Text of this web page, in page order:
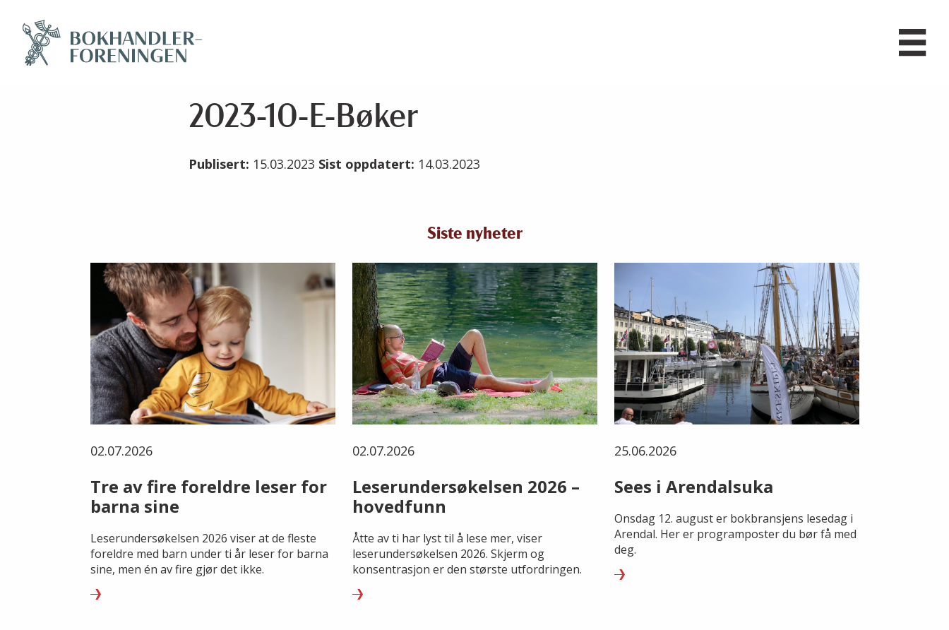
2023-10-E-Bøker
Publisert: 15.03.2023 Sist oppdatert: 14.03.2023
Siste nyheter
02.07.2026
Tre av fire foreldre leser for
barna sine
Leserundersøkelsen 2026 viser at de fleste
foreldre med barn under ti år leser for barna
sine, men én av fire gjør det ikke.
02.07.2026
Leserundersøkelsen 2026 –
hovedfunn
Åtte av ti har lyst til å lese mer, viser
leserundersøkelsen 2026. Skjerm og
konsentrasjon er den største utfordringen.
25.06.2026
Sees i Arendalsuka
Onsdag 12. august er bokbransjens lesedag i
Arendal. Her er programposter du bør få med
deg.